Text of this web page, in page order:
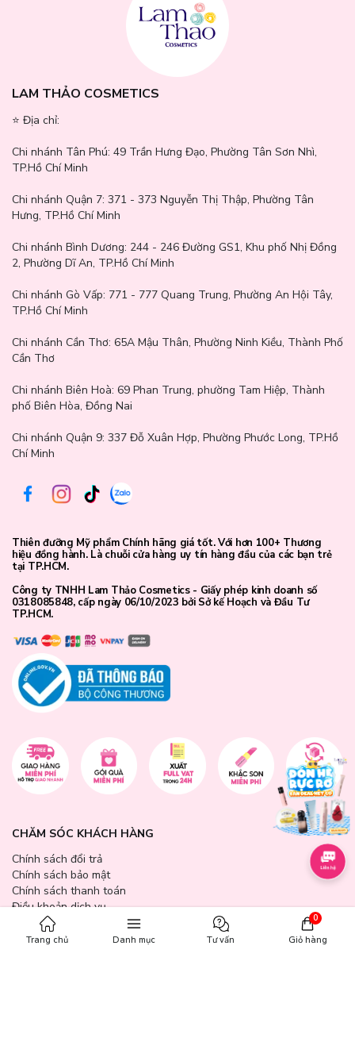
LAM THẢO COSMETICS
⭐️ Địa chỉ:
Chi nhánh Tân Phú: 49 Trần Hưng Đạo, Phường Tân Sơn Nhì,
TP.Hồ Chí Minh
Chi nhánh Quận 7: 371 - 373 Nguyễn Thị Thập, Phường Tân
Hưng, TP.Hồ Chí Minh
Chi nhánh Bình Dương: 244 - 246 Đường GS1, Khu phố Nhị Đồng
2, Phường Dĩ An, TP.Hồ Chí Minh
Chi nhánh Gò Vấp: 771 - 777 Quang Trung, Phường An Hội Tây,
TP.Hồ Chí Minh
Chi nhánh Cần Thơ: 65A Mậu Thân, Phường Ninh Kiều, Thành Phố
Cần Thơ
Chi nhánh Biên Hoà: 69 Phan Trung, phường Tam Hiệp, Thành
phố Biên Hòa, Đồng Nai
Chi nhánh Quận 9: 337 Đỗ Xuân Hợp, Phường Phước Long, TP.Hồ
Chí Minh
Thiên đưỡng Mỹ phẩm Chính hãng giá tốt. Với hơn 100+ Thương
hiệu đồng hành. Là chuỗi cửa hàng uy tín hàng đầu của các bạn trẻ
tại TP.HCM.
Công ty TNHH Lam Thảo Cosmetics - Giấy phép kinh doanh số
0318085848, cấp ngày 06/10/2023 bởi Sở kế Hoạch và Đầu Tư
TP.HCM.
CHĂM SÓC KHÁCH HÀNG
Chính sách đổi trả
Chính sách bảo mật
Chính sách thanh toán
Điều khoản dịch vụ
Hướng dẫn mua hàng
Hướng dẫn thanh toán VNPAY
Trang chủ Danh mục Tư vấn
0
Giỏ hàng